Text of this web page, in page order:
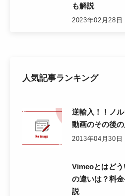
も解説
2023年02月28日
人気記事ランキング
逆輸入！！ノル
動画のその後の
2013年04月30日
Vimeoとはど
の違いは？料
説